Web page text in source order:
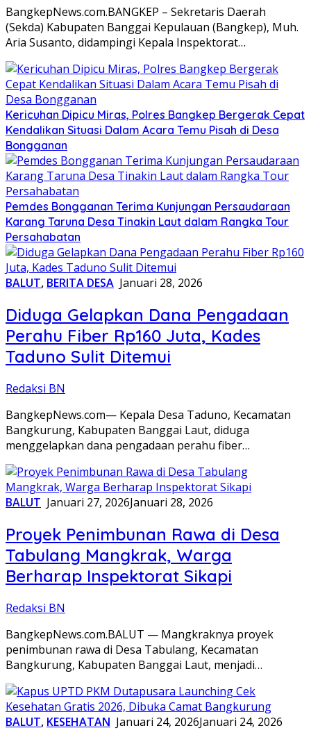
BangkepNews.com.BANGKEP – Sekretaris Daerah
(Sekda) Kabupaten Banggai Kepulauan (Bangkep), Muh.
Aria Susanto, didampingi Kepala Inspektorat…
Kericuhan Dipicu Miras, Polres Bangkep Bergerak Cepat
Kendalikan Situasi Dalam Acara Temu Pisah di Desa
Bongganan
Pemdes Bongganan Terima Kunjungan Persaudaraan
Karang Taruna Desa Tinakin Laut dalam Rangka Tour
Persahabatan
BALUT, BERITA DESA Januari 28, 2026
Diduga Gelapkan Dana Pengadaan
Perahu Fiber Rp160 Juta, Kades
Taduno Sulit Ditemui
Redaksi BN
BangkepNews.com— Kepala Desa Taduno, Kecamatan
Bangkurung, Kabupaten Banggai Laut, diduga
menggelapkan dana pengadaan perahu fiber…
BALUT Januari 27, 2026Januari 28, 2026
Proyek Penimbunan Rawa di Desa
Tabulang Mangkrak, Warga
Berharap Inspektorat Sikapi
Redaksi BN
BangkepNews.com.BALUT — Mangkraknya proyek
penimbunan rawa di Desa Tabulang, Kecamatan
Bangkurung, Kabupaten Banggai Laut, menjadi…
BALUT, KESEHATAN Januari 24, 2026Januari 24, 2026